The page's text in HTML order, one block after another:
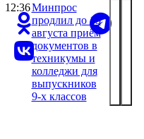
12:36Минпрос
продлил до 15
августа приём
документов в
техникумы и
колледжи для
выпускников
9-х классов